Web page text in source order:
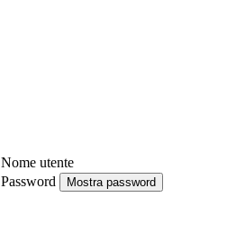
Nome utente
Password
Mostra password